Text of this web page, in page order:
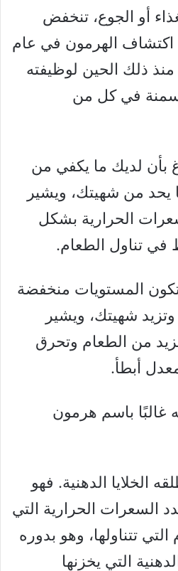
أو الجوع، تنخفض
اكتشاف الهرمون في عام
منذ ذلك الحين لوظيفته
في كل من
بأن لديك ما يكفي من
يحد من شهيتك، ويشير
الحرارية بشكل
في تناول الطعام.
المستويات منخفضة
شهيتك، ويشير
من الطعام وتحرق
أبطأ.
غالبًا باسم هرمون
الخلايا الدهنية. فهو
السعرات الحرارية التي
تتناولها، وهو بدوره
التي يخزنها